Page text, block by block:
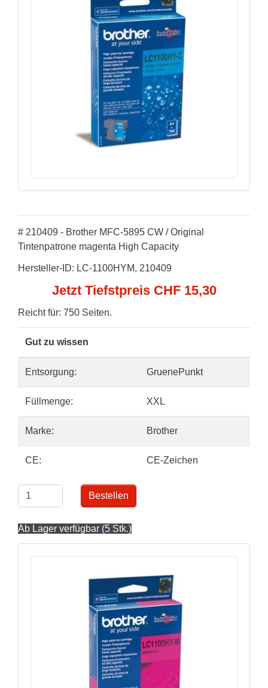
# 210409 - Brother MFC-5895 CW / Original
Tintenpatrone magenta High Capacity
Hersteller-ID: LC-1100HYM, 210409
Jetzt Tiefstpreis CHF 15,30
Reicht für: 750 Seiten.
Gut zu wissen
Entsorgung: GruenePunkt
Füllmenge: XXL
Marke: Brother
CE: CE-Zeichen
Bestellen
Ab Lager verfügbar (5 Stk.)